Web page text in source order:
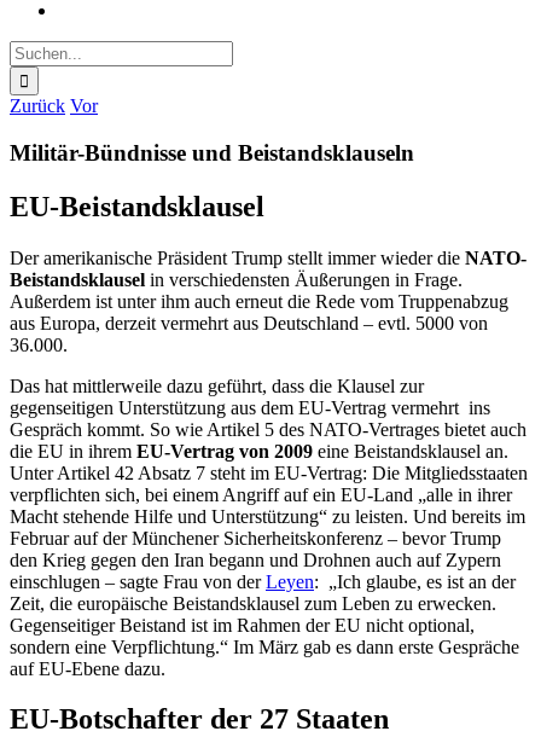
Suche
nach:
Zurück Vor
Militär-Bündnisse und Beistandsklauseln
EU-Beistandsklausel
Der amerikanische Präsident Trump stellt immer wieder die NATO-
Beistandsklausel in verschiedensten Äußerungen in Frage.
Außerdem ist unter ihm auch erneut die Rede vom Truppenabzug
aus Europa, derzeit vermehrt aus Deutschland – evtl. 5000 von
36.000.
Das hat mittlerweile dazu geführt, dass die Klausel zur
gegenseitigen Unterstützung aus dem EU-Vertrag vermehrt ins
Gespräch kommt. So wie Artikel 5 des NATO-Vertrages bietet auch
die EU in ihrem EU-Vertrag von 2009 eine Beistandsklausel an.
Unter Artikel 42 Absatz 7 steht im EU-Vertrag: Die Mitgliedsstaaten
verpflichten sich, bei einem Angriff auf ein EU-Land „alle in ihrer
Macht stehende Hilfe und Unterstützung“ zu leisten. Und bereits im
Februar auf der Münchener Sicherheitskonferenz – bevor Trump
den Krieg gegen den Iran begann und Drohnen auch auf Zypern
einschlugen – sagte Frau von derLeyen: „Ich glaube, es ist an der
Zeit, die europäische Beistandsklausel zum Leben zu erwecken.
Gegenseitiger Beistand ist im Rahmen der EU nicht optional,
sondern eine Verpflichtung.“ Im März gab es dann erste Gespräche
auf EU-Ebene dazu.
EU-Botschafter der 27 Staaten